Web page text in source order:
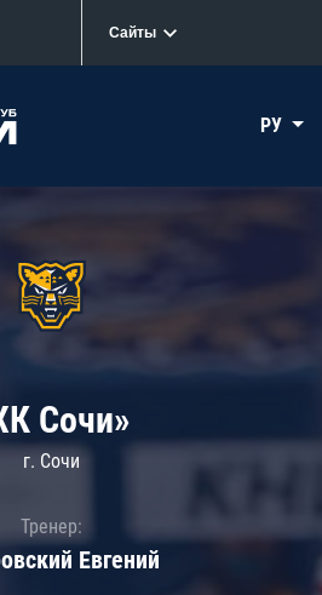
Сайты
РУ
Сочи»
г. Сочи
Тренер:
Евгений